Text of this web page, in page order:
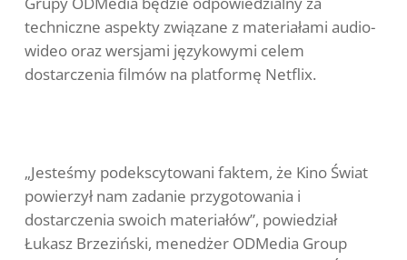
techniczne aspekty związane z materiałami audio-
wideo oraz wersjami językowymi celem
dostarczenia filmów na platformę Netflix.
„Jesteśmy podekscytowani faktem, że Kino Świat
powierzył nam zadanie przygotowania i
dostarczenia swoich materiałów”, powiedział
Łukasz Brzeziński, menedżer ODMedia Group